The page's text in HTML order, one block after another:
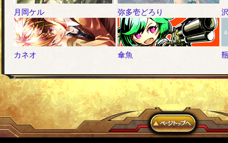
月岡ケル 弥多壱どろり
カネオ 傘魚